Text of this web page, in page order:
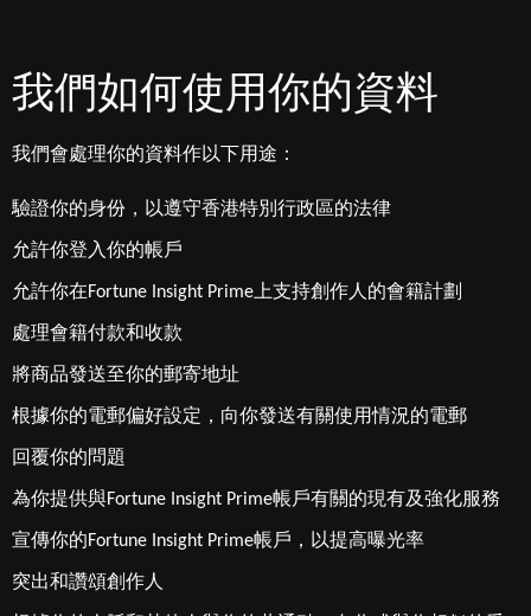
我們如何使用你的資料
我們會處理你的資料作以下用途：
驗證你的身份，以遵守香港特別行政區的法律
允許你登入你的帳戶
允許你在Fortune Insight Prime上支持創作人的會籍計劃
處理會籍付款和收款
將商品發送至你的郵寄地址
根據你的電郵偏好設定，向你發送有關使用情況的電郵
回覆你的問題
為你提供與Fortune Insight Prime帳戶有關的現有及強化服務
宣傳你的Fortune Insight Prime帳戶，以提高曝光率
突出和讚頌創作人